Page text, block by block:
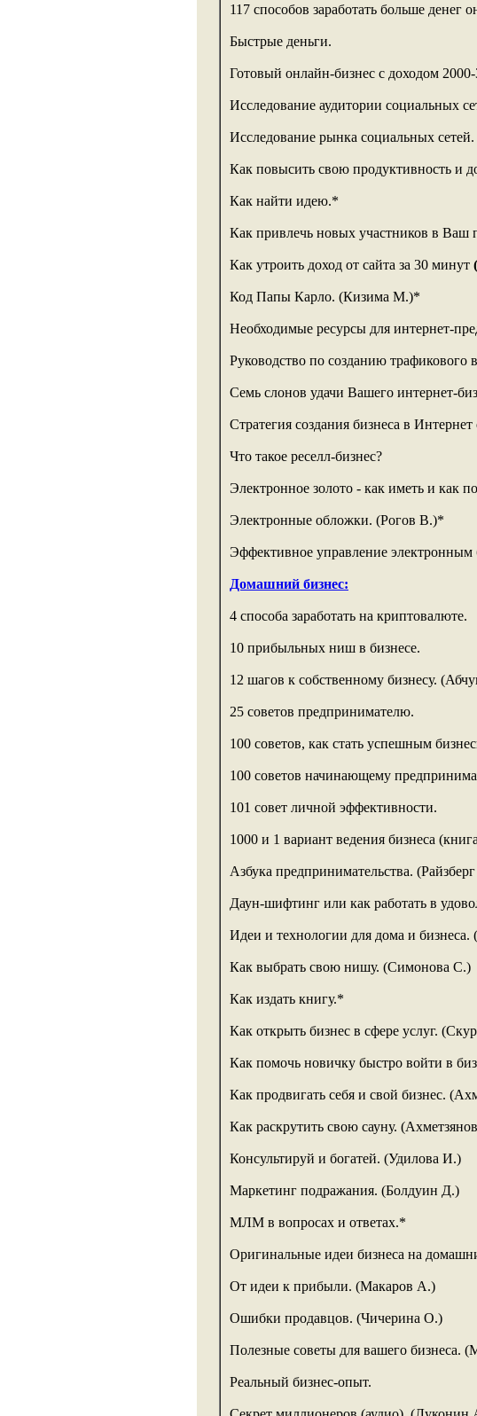
117 способов заработать больше денег
Быстрые деньги.
Готовый онлайн-бизнес с доходом
Исследование аудитории социальных
Исследование рынка социальных сетей.
Как повысить свою продуктивность и
Как найти идею.*
Как привлечь новых участников в Ваш
Как утроить доход от сайта за 30 минут
Код Папы Карло. (Кизима М.)*
Необходимые ресурсы для интернет-
Руководство по созданию
Семь слонов удачи Вашего интернет-
Стратегия создания бизнеса в
Что такое реселл-бизнес?
Электронное золото - как иметь и как
Электронные обложки. (Рогов В.)*
Эффективное управление электронным
Домашний бизнес:
4 способа заработать на криптовалюте.
10 прибыльных ниш в бизнесе.
12 шагов к собственному бизнесу.
25 советов предпринимателю.
100 советов, как стать успешным
100 советов начинающему
101 совет личной эффективности.
1000 и 1 вариант ведения бизнеса
Азбука предпринимательства.
Даун-шифтинг или как работать в
Идеи и технологии для дома и бизнеса.
Как выбрать свою нишу. (Симонова С.)
Как издать книгу.*
Как открыть бизнес в сфере услуг.
Как помочь новичку быстро войти в
Как продвигать себя и свой бизнес.
Как раскрутить свою сауну.
Консультируй и богатей. (Удилова И.)
Маркетинг подражания. (Болдуин Д.)
МЛМ в вопросах и ответах.*
Оригинальные идеи бизнеса на
От идеи к прибыли. (Макаров А.)
Ошибки продавцов. (Чичерина О.)
Полезные советы для вашего бизнеса.
Реальный бизнес-опыт.